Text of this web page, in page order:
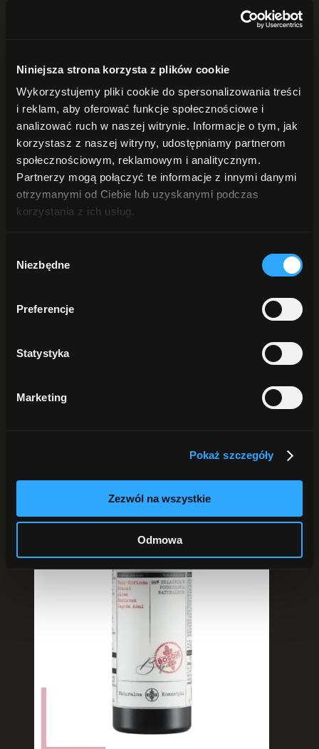
Niniejsza strona korzysta z plików cookie
Wykorzystujemy pliki cookie do spersonalizowania treści
i reklam, aby oferować funkcje społecznościowe i
analizować ruch w naszej witrynie. Informacje o tym, jak
korzystasz z naszej witryny, udostępniamy partnerom
społecznościowym, reklamowym i analitycznym.
Partnerzy mogą połączyć te informacje z innymi danymi
otrzymanymi od Ciebie lub uzyskanymi podczas
korzystania z ich usług.
zgody
Niezbędne
Preferencje
Statystyka
Marketing
Pokaż szczegóły
Zezwól na wszystkie
Odmowa
Mydła do rąk
Peelingi do rąk
Do stóp
ANTYPERSPIRANTY
Szukaj
Sortuj:
Sortuj:Nazwa
Sortuj:
Pokaż25 produktów
Pokaż